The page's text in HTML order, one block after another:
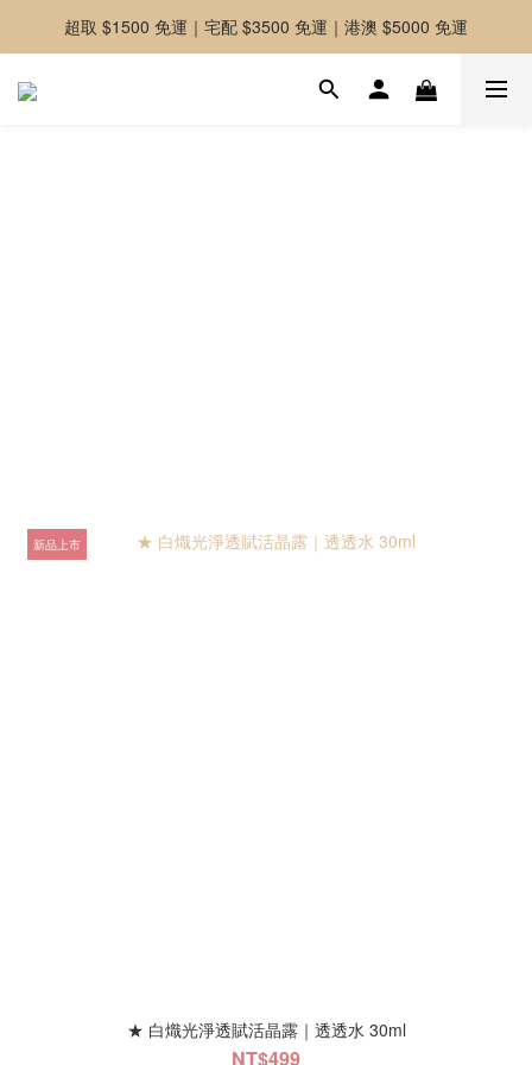
-好友募集中-加入官方LINE好友獲取優惠券
超取 $1500 免運｜宅配 $3500 免運｜港澳 $5000 免運
-好友募集中-加入官方LINE好友獲取優惠券
新品上市
★ 白熾光淨透賦活晶露｜透透水 30ml
NT$499